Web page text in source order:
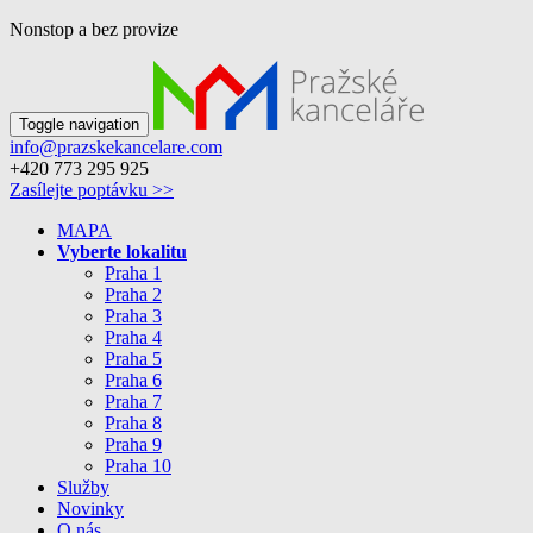
Nonstop a bez provize
Toggle navigation
info@prazskekancelare.com
+420 773 295 925
Zasílejte poptávku >>
MAPA
Vyberte lokalitu
Praha 1
Praha 2
Praha 3
Praha 4
Praha 5
Praha 6
Praha 7
Praha 8
Praha 9
Praha 10
Služby
Novinky